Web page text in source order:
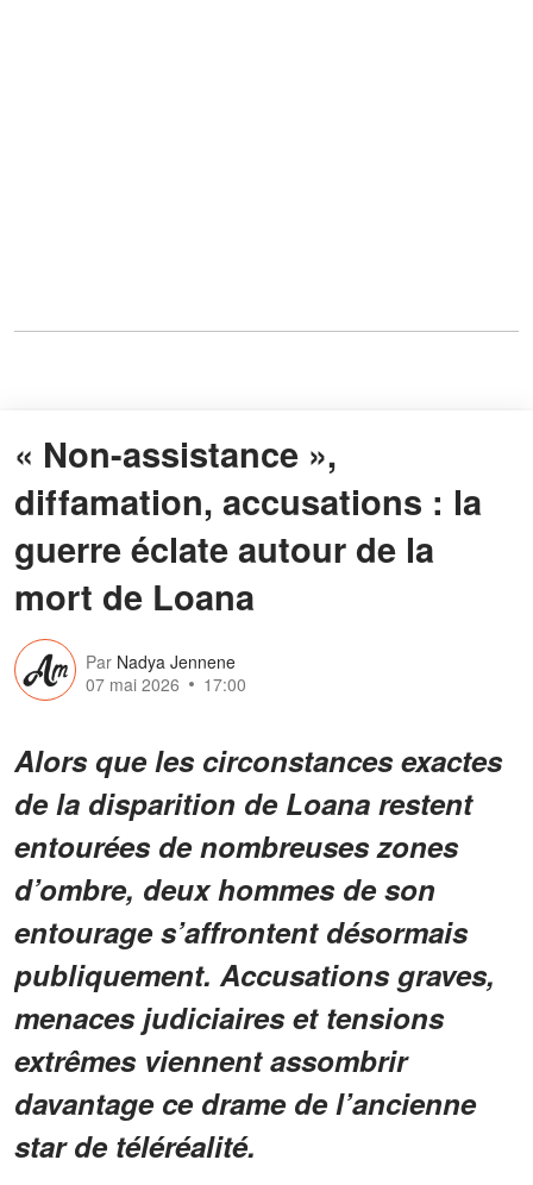
« Non-assistance »,
diffamation, accusations : la
guerre éclate autour de la
mort de Loana
Par Nadya Jennene
07 mai 2026
17:00
Alors que les circonstances exactes
de la disparition de Loana restent
entourées de nombreuses zones
d’ombre, deux hommes de son
entourage s’affrontent désormais
publiquement. Accusations graves,
menaces judiciaires et tensions
extrêmes viennent assombrir
davantage ce drame de l’ancienne
star de téléréalité.